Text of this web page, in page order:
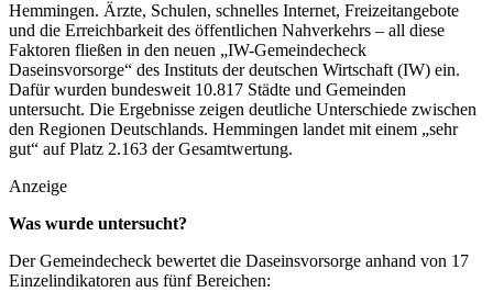
Hemmingen. Ärzte, Schulen, schnelles Internet, Freizeitangebote
und die Erreichbarkeit des öffentlichen Nahverkehrs – all diese
Faktoren fließen in den neuen „IW-Gemeindecheck
Daseinsvorsorge“ des Instituts der deutschen Wirtschaft (IW) ein.
Dafür wurden bundesweit 10.817 Städte und Gemeinden
untersucht. Die Ergebnisse zeigen deutliche Unterschiede zwischen
den Regionen Deutschlands. Hemmingen landet mit einem „sehr
gut“ auf Platz 2.163 der Gesamtwertung.
Anzeige
Was wurde untersucht?
Der Gemeindecheck bewertet die Daseinsvorsorge anhand von 17
Einzelindikatoren aus fünf Bereichen: